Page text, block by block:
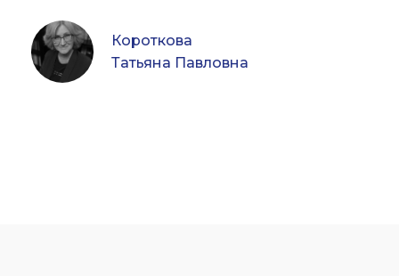
Короткова
Татьяна Павловна